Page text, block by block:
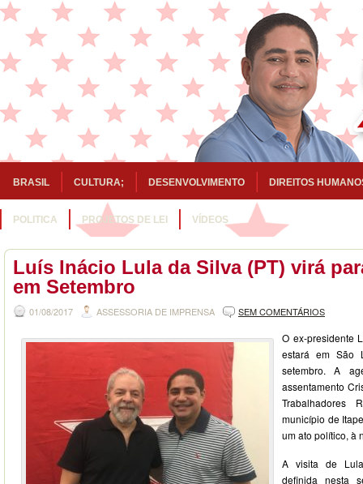
BRASIL CULTURA; DESENVOLVIMENTO DIREITOS
POLITICA PROJETOS DE LEI VÍDEOS
Luís Inácio Lula da Silva (PT) virá
em Setembro
01/08/2017 ASSESSORIA DE IMPRENSA SEM COMENTÁRIOS
O ex-presidente
estará em
setembro. A
assentamento
Trabalhadores
município de
um ato político, à
A visita de
definida nesta